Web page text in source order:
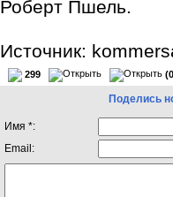
Роберт Пшель.
Источник:
299
Поделись
Имя *:
Email: